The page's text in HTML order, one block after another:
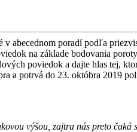
abecednom poradí podľa
na základe bodovania
poviedok a dajte hlas tej,
a potrvá do 23. októbra 2019
výšou, zajtra nás preto čaká